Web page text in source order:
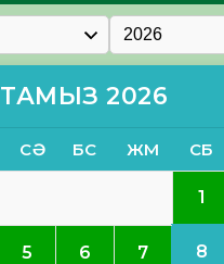
ТАМЫЗ 2026
СӘ БС ЖМ СБ
1
5 6 7 8